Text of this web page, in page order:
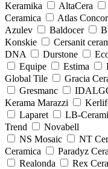
Keramika
AltaCera
Ceramica
Atlas
Azulev
Baldocer
Konskie
Cersanit
DNA
Durstone
Equipe
Estima
Global Tile
Gracia
Gresmanc
Kerama Marazzi
Laparet
LB-
Trend
Novabell
NS Mosaic
NT
Ceramica
Paradyz
Realonda
Rex